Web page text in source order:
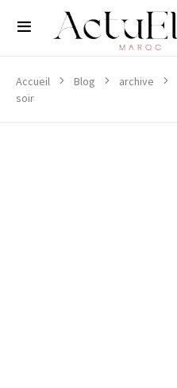
Accueil Blog archive
soir